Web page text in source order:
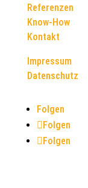
Referenzen
Know-How
Kontakt
Impressum
Datenschutz
Folgen
Folgen
Folgen